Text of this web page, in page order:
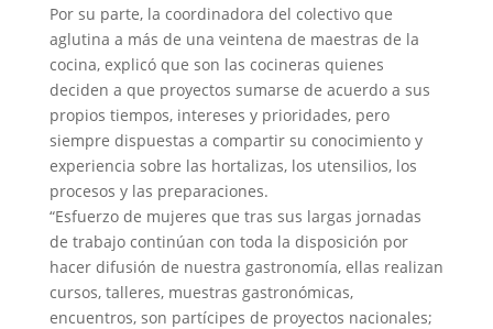
Por su parte, la coordinadora del colectivo que
aglutina a más de una veintena de maestras de la
cocina, explicó que son las cocineras quienes
deciden a que proyectos sumarse de acuerdo a sus
propios tiempos, intereses y prioridades, pero
siempre dispuestas a compartir su conocimiento y
experiencia sobre las hortalizas, los utensilios, los
procesos y las preparaciones.
“Esfuerzo de mujeres que tras sus largas jornadas
de trabajo continúan con toda la disposición por
hacer difusión de nuestra gastronomía, ellas realizan
cursos, talleres, muestras gastronómicas,
encuentros, son partícipes de proyectos nacionales;